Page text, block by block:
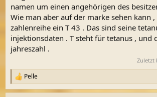
namen um einen angehörigen des
Wie man aber auf der marke sehen kann
zahlenreihe ein T 43 . Das sind seine
injektionsdaten . T steht für tetanus , und
jahreszahl .
Zuletzt
R
e
Pelle